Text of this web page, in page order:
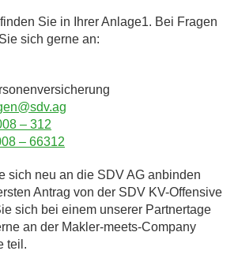
Sie in Ihrer Anlage1. Bei Fragen
sich gerne an:
– 312
– 66312
sich neu an die SDV AG anbinden
Antrag von der SDV KV-Offensive
sich bei einem unserer Partnertage
an der Makler-meets-Company
teil.